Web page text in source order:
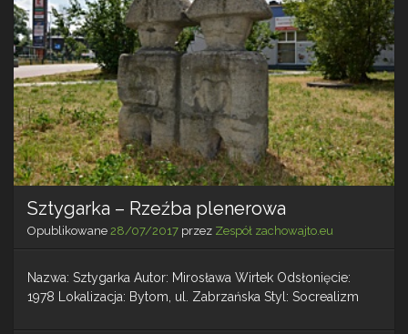
Sztygarka – Rzeźba plenerowa
Opublikowane 28/07/2017 przez Zespół zachowajto.eu
Nazwa: Sztygarka Autor: Mirosława Wirtek Odsłonięcie:
1978 Lokalizacja: Bytom, ul. Zabrzańska Styl: Socrealizm